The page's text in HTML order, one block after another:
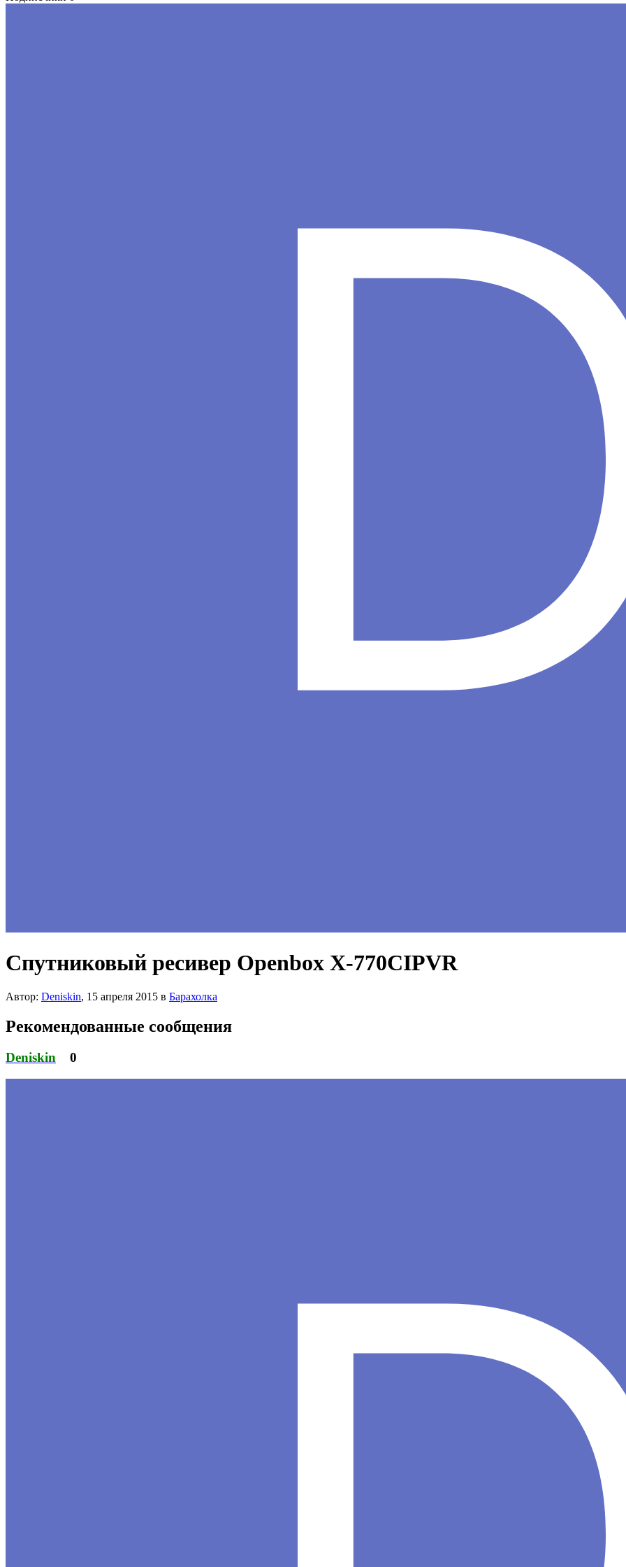
Спутниковый ресивер Openbox X-770CIPVR
Автор: Deniskin, 15 апреля 2015 в Барахолка
Рекомендованные сообщения
Deniskin 0